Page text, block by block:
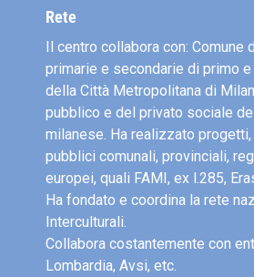
Rete
Il centro collabora con: Comune
primarie e secondarie di primo
della Città Metropolitana di
pubblico e del privato sociale
milanese. Ha realizzato
pubblici comunali, provinciali,
europei, quali FAMI, ex l.285,
Ha fondato e coordina la rete
Interculturali.
Collabora costantemente con
Lombardia, Avsi, etc.